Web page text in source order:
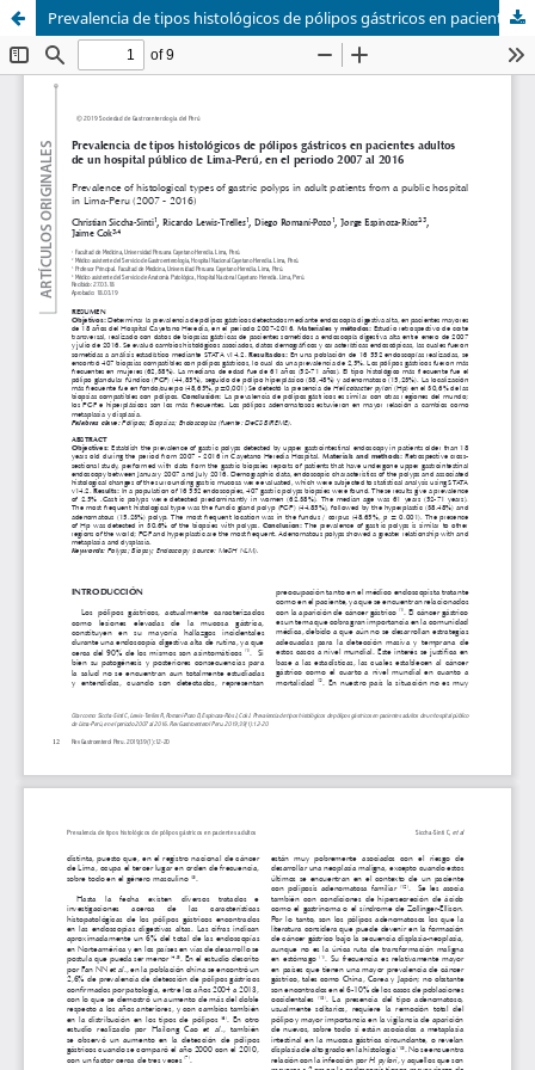
Prevalencia de tipos histológicos de pólipos gástricos en pacientes adultos de un hospital público de lima-Perú, en el periodo 2007 al 2016